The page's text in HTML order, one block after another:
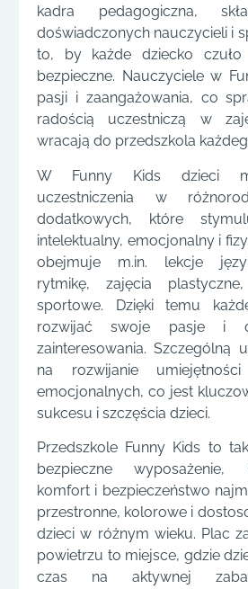
kadra pedagogiczna,
doświadczonych nauczycieli i
to, by każde dziecko
bezpieczne. Nauczyciele w
pasji i zaangażowania, co
radością uczestniczą w
wracają do przedszkola
W Funny Kids dzieci
uczestniczenia w
dodatkowych, które
intelektualny, emocjonalny i
obejmuje m.in. lekcje
rytmikę, zajęcia
sportowe. Dzięki temu
rozwijać swoje pasje i
zainteresowania. Szczególną
na rozwijanie
emocjonalnych, co jest
sukcesu i szczęścia dzieci.
Przedszkole Funny Kids to
bezpieczne wyposażenie,
komfort i bezpieczeństwo
przestronne, kolorowe i
dzieci w różnym wieku. Plac
powietrzu to miejsce, gdzie
czas na aktywnej